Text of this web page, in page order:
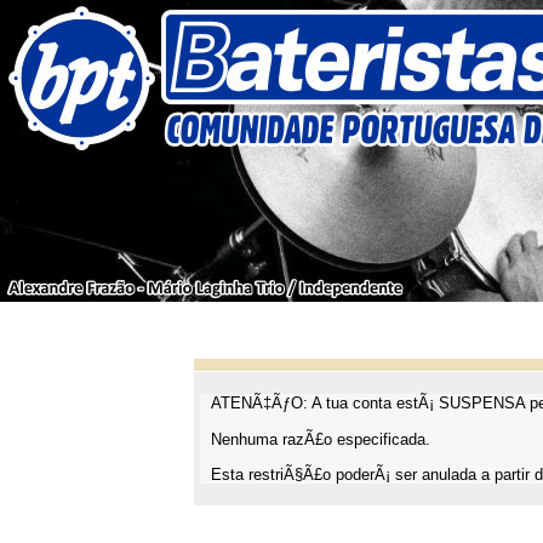
ATENÃ‡ÃƒO: A tua conta estÃ¡ SUSPENSA
Nenhuma razÃ£o especificada.
Esta restriÃ§Ã£o poderÃ¡ ser anulada a partir